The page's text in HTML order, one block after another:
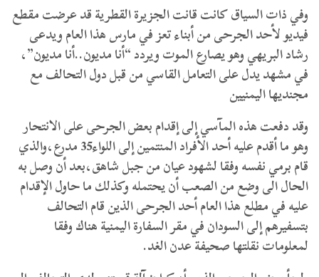
وفي ذات السياق كانت قانت الجزيرة القطرية قد عرضت مقطع
فيديو لأحد الجرحى من أبناء تعز في مارس هذا العام ويدعى
رشاد البريهي وهو يصارع الموت ويردد “أنا مديون..أنا مديون”،
في مشهد يدل على التعامل القاسي من قبل دول التحالف مع
مجنديها اليمنيين
وقد دفعت هذه المآسي إلى إقدام بعض الجرحى على الانتحار
وهو ما أقدم عليه أحد الأفراد المنتمين إلى اللواء35 مدرع،والذي
قام برمي نفسه وفقا لشهود عيان من جبل شاهق،بعد أن وصل به
الحال الى وضع من الصعب أن يحتمله وكذلك ما حاول الإقدام
عليه في مطلع هذا العام أحد الجرحى الذين قام التحالف
بتسفيرهم إلى السودان في مقر السفارة اليمنية هناك وفقا
لمعلومات نقلتها صحيفة عدن الغد.